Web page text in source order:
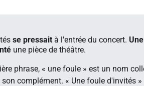
se pressait à l'entrée du concert.
une pièce de théâtre.
phrase, « une foule » est un nom
complément. « Une foule d'invités